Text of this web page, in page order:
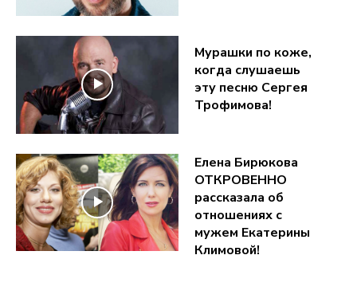
Мурашки по коже,
когда слушаешь
эту песню Сергея
Трофимова!
Елена Бирюкова
ОТКРОВЕННО
рассказала об
отношениях с
мужем Екатерины
Климовой!